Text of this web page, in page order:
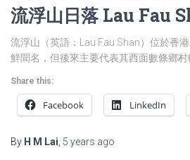
流浮山日落 Lau Fau
流浮山（英語：Lau Fau Shan）位於香
鮮聞名，但後來主要代表其西面數條鄉
Share this:
Facebook LinkedIn
By H M Lai 5 years ago